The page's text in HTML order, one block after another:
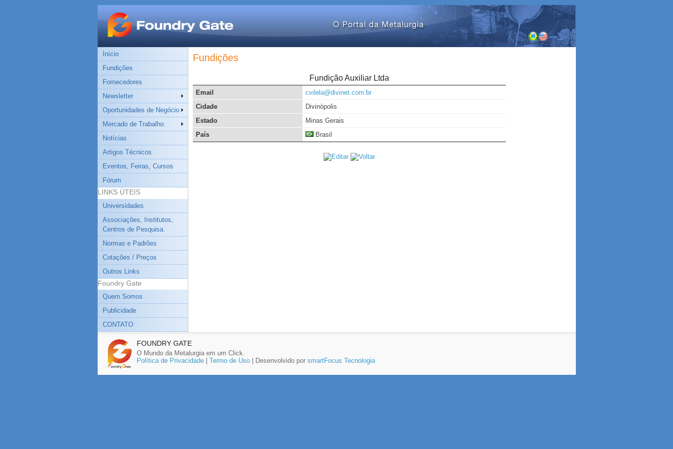
Início
Fundições
Fornecedores
Newsletter
Oportunidades de Negócio
Mercado de Trabalho
Notícias
Artigos Técnicos
Eventos, Feiras, Cursos
Fórum
LINKS ÚTEIS
Universidades
Associações, Institutos,
Centros de Pesquisa.
Normas e Padrões
Cotações / Preços
Outros Links
Foundry Gate
Quem Somos
Publicidade
CONTATO
Fundições
Fundição Auxiliar Ltda
Email
cvilela@divinet.com.br
Cidade
Divinópolis
Estado
Minas Gerais
País
Brasil
FOUNDRY GATE
O Mundo da Metalurgia em um Click.
Política de Privacidade| Termo de Uso| Desenvolvido por smartFocus Tecnologia